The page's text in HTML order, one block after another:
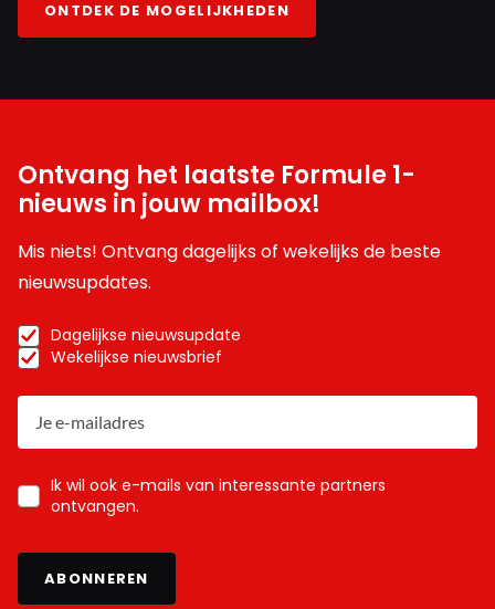
ONTDEK DE MOGELIJKHEDEN
Ontvang het laatste Formule 1-
nieuws in jouw mailbox!
Mis niets! Ontvang dagelijks of wekelijks de beste
nieuwsupdates.
Dagelijkse nieuwsupdate
Wekelijkse nieuwsbrief
Ik wil ook e-mails van interessante partners
ontvangen.
ABONNEREN